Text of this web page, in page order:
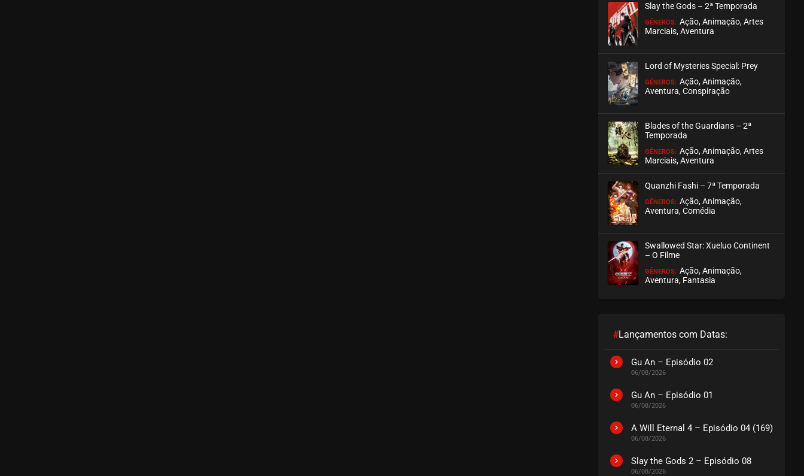
EPISÓDIO 315-316
EPISÓDIO 305-306
Slay the Gods – 2ª Temporada
GÊNEROS: Ação, Animação, Artes
Marciais, Aventura
Lord of Mysteries Special: Prey
GÊNEROS: Ação, Animação,
Aventura, Conspiração
Blades of the Guardians – 2ª
Temporada
GÊNEROS: Ação, Animação, Artes
Marciais, Aventura
Quanzhi Fashi – 7ª Temporada
GÊNEROS: Ação, Animação,
Aventura, Comédia
Swallowed Star: Xueluo Continent
– O Filme
GÊNEROS: Ação, Animação,
Aventura, Fantasia
#Lançamentos com Datas:
Gu An – Episódio 02
06/08/2026
Gu An – Episódio 01
06/08/2026
A Will Eternal 4 – Episódio 04 (169)
06/08/2026
Slay the Gods 2 – Episódio 08
06/08/2026